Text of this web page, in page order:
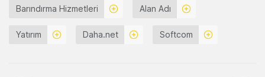
Barındırma Hizmetleri Alan Adı
Yatırım Daha.net Softcom